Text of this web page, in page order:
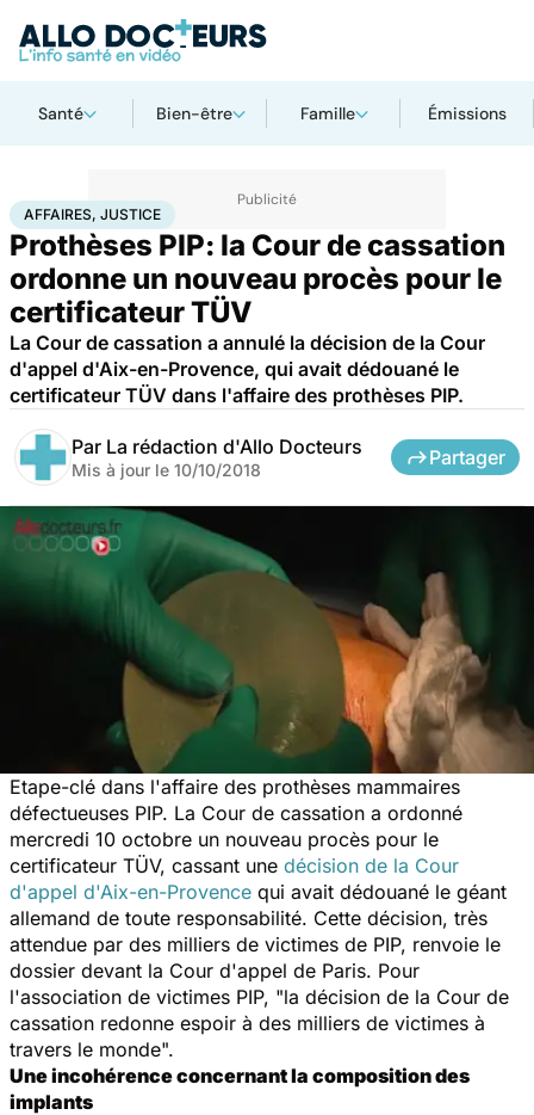
Santé Bien-être Famille Émissions
AccueilSantéSociétéJustice Affaires, justice
AFFAIRES, JUSTICE
Prothèses PIP: la Cour de cassation
ordonne un nouveau procès pour le
certificateur TÜV
La Cour de cassation a annulé la décision de la Cour
d'appel d'Aix-en-Provence, qui avait dédouané le
certificateur TÜV dans l'affaire des prothèses PIP.
Par La rédaction d'Allo Docteurs
Mis à jour le 10/10/2018
Partager
Etape-clé dans l'affaire des prothèses mammaires
défectueuses PIP. La Cour de cassation a ordonné
mercredi 10 octobre un nouveau procès pour le
certificateur TÜV, cassant une décision de la Cour
d'appel d'Aix-en-Provence qui avait dédouané le géant
allemand de toute responsabilité. Cette décision, très
attendue par des milliers de victimes de PIP, renvoie le
dossier devant la Cour d'appel de Paris. Pour
l'association de victimes PIP, "la décision de la Cour de
cassation redonne espoir à des milliers de victimes à
travers le monde".
Une incohérence concernant la composition des
implants